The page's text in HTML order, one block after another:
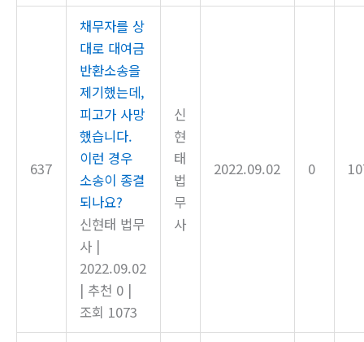
637
채무자를 상
대로 대여금
반환소송을
제기했는데,
피고가 사망
했습니다.
이런 경우
소송이 종결
되나요?
신현태 법무
사 |
2022.09.02
| 추천 0 |
조회 1073
신
현
태
법
무
사
2022.09.02 0